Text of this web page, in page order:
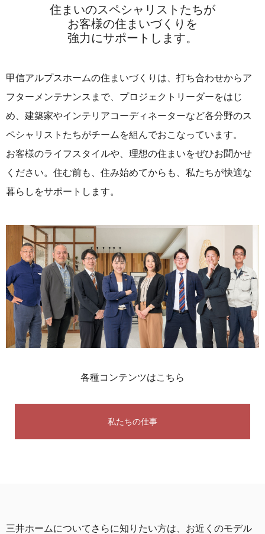
住まいのスペシャリストたちが
お客様の住まいづくりを
強力にサポートします。
甲信アルプスホームの住まいづくりは、打ち合わせからア
フターメンテナンスまで、プロジェクトリーダーをはじ
め、建築家やインテリアコーディネーターなど各分野のス
ペシャリストたちがチームを組んでおこなっています。
お客様のライフスタイルや、理想の住まいをぜひお聞かせ
ください。住む前も、住み始めてからも、私たちが快適な
暮らしをサポートします。
各種コンテンツはこちら
私たちの仕事
三井ホームについてさらに知りたい方は、 お近くのモデル